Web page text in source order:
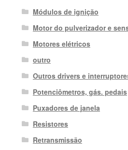
Módulos de ignição
Motor do pulverizador e
Motores elétricos
outro
Outros drivers e
Potenciômetros, gás. pedais
Puxadores de janela
Resistores
Retransmissão